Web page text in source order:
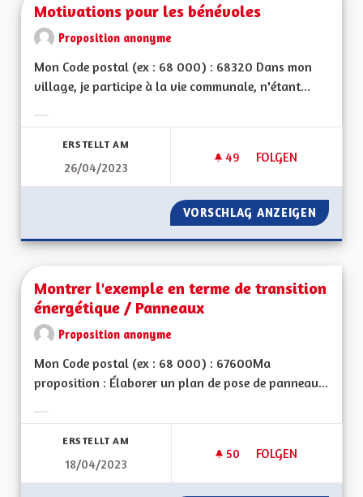
Motivations pour les bénévoles
Proposition anonyme
Mon Code postal (ex : 68 000) : 68320 Dans mon
village, je participe à la vie communale, n'étant...
ERSTELLT AM
26/04/2023
49 49 FOLLOWER
FOLGEN
MOTIVATIONS
VORSCHLAG ANZEIGEN
Montrer l'exemple en terme de transition
énergétique / Panneaux
Proposition anonyme
Mon Code postal (ex : 68 000) : 67600Ma
proposition : Élaborer un plan de pose de panneau...
ERSTELLT AM
18/04/2023
50 50 FOLLOWER
FOLGEN
MONTRER